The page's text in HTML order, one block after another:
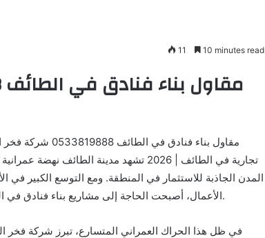
11 10 minutes read
مقاول بناء
تجارية في الطائف | 2026 تشهد مدينة
المدن الجاذبة للاستثمار في المنطقة. ومع التوسع الكبير في
الأعمال، أصبحت الحاجة إلى مشاريع بناء فنادق في الطائف ضرورة استراتيجية وليست مجرد خيار استثماري.
في ظل هذا الحراك العمراني المتسارع، تبرز شركة فخر